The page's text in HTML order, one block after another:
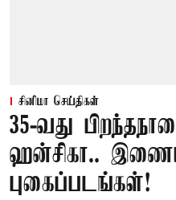
சினிமா செய்திகள்
35-வது
ஹன்சிகா..
புகைப்படங்கள்!